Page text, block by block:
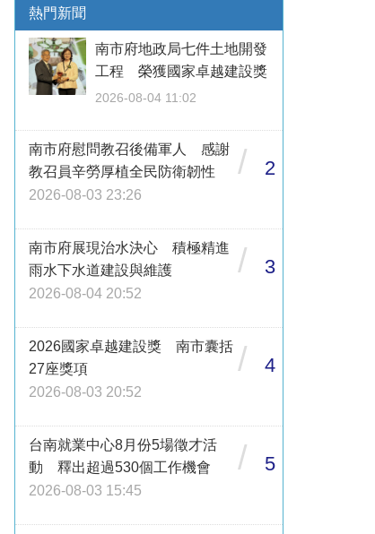
熱門新聞
南市府地政局七件土地開發
工程 榮獲國家卓越建設獎
2026-08-04 11:02
南市府慰問教召後備軍人 感謝
教召員辛勞厚植全民防衛韌性
2026-08-03 23:26
/ 2
南市府展現治水決心 積極精進
雨水下水道建設與維護
2026-08-04 20:52
/ 3
2026國家卓越建設獎 南市囊括
27座獎項
2026-08-03 20:52
/ 4
台南就業中心8月份5場徵才活
動 釋出超過530個工作機會
2026-08-03 15:45
/ 5